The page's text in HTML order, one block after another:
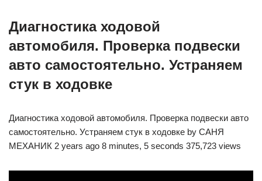
Диагностика ходовой
автомобиля. Проверка подвески
авто самостоятельно. Устраняем
стук в ходовке
Диагностика ходовой автомобиля. Проверка подвески авто
самостоятельно. Устраняем стук в ходовке by САНЯ
МЕХАНИК 2 years ago 8 minutes, 5 seconds 375,723 views